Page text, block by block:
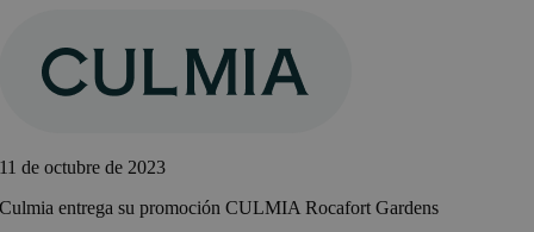
contenido
11 de octubre de 2023
Culmia entrega su promoción CULMIA Rocafort Gardens